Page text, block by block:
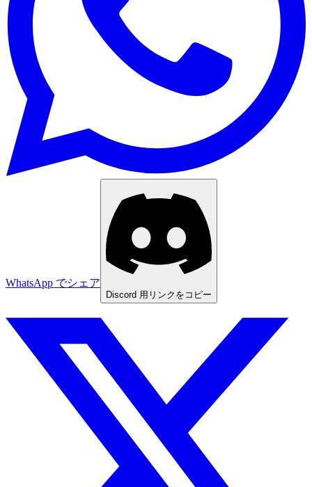
WhatsApp でシェア
Discord 用リンクをコピー